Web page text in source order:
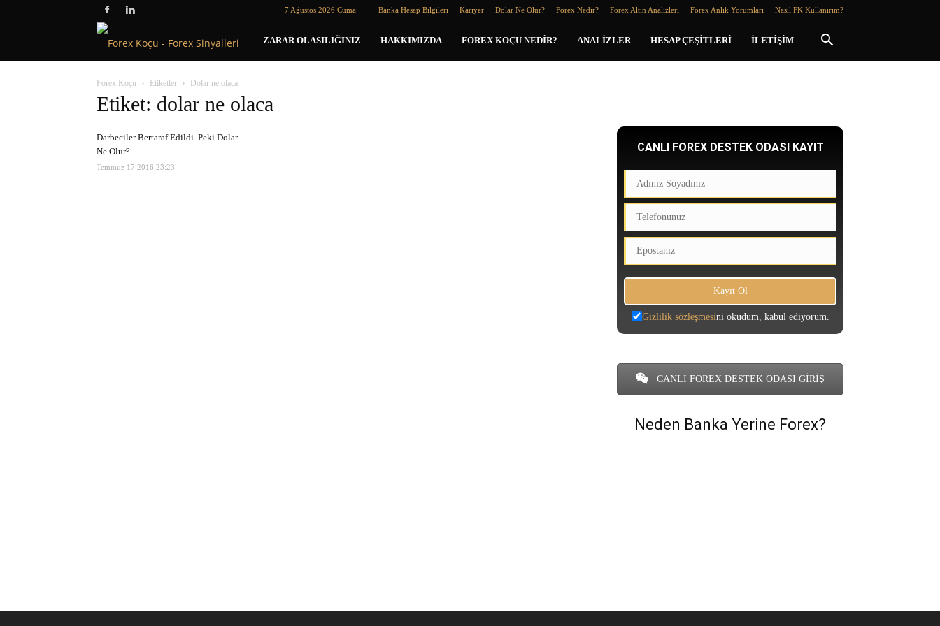
7 Ağustos 2026 Cuma Banka Hesap Bilgileri Kariyer Dolar Ne Olur? Forex Nedir? Forex Altın Analizleri Forex Anlık Yorumları Nasıl FK Kullanırım?
Forex
ZARAR OLASILIĞINIZ HAKKIMIZDA FOREX KOÇU NEDIR? ANALIZLER HESAP ÇEŞITLERI İLETIŞIM
Forex Koçu Etiketler Dolar ne olaca
Etiket: dolar ne olaca
Darbeciler Bertaraf Edildi. Peki Dolar
Ne Olur?
Temmuz 17 2016 23:23
CANLI FOREX DESTEK ODASI KAYIT
Gizlilik sözleşmesini okudum, kabul ediyorum.
CANLI FOREX DESTEK ODASI GİRİŞ
Neden Banka Yerine Forex?